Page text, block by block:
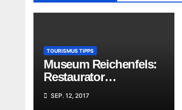
TOURISMUS TIPPS
Museum Reichenfels:
Restaurator
„Familienschätze“
SEP. 12, 2017